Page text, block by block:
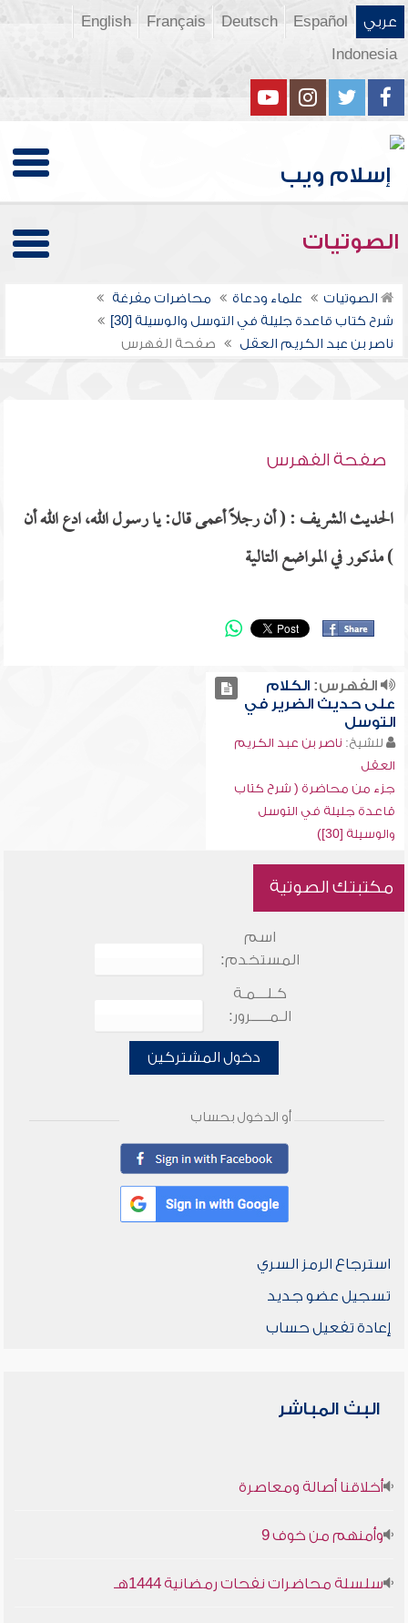
عربي Español
Deutsch
Français
English
Indonesia
الصوتيات
الصوتيات علماء ودعاة
محاضرات مفرغة
شرح كتاب قاعدة جليلة في التوسل والوسيلة [30]
ناصر بن عبد الكريم العقل
صفحة الفهرس
صفحة الفهرس
الحديث الشريف : ( أن رجلاً أعمى قال: يا رسول الله، ادع الله أن
) مذكور في المواضع التالية
الفهرس:الكلام
على حديث الضرير في
التوسل
للشيخ: ناصر بن عبد الكريم
العقل
جزء من محاضرة ( شرح كتاب
قاعدة جليلة في التوسل
والوسيلة [30])
مكتبتك الصوتية
اسم
المستخدم:
كـلـــمـة
الـمـــــرور:
دخول المشتركين
أو الدخول بحساب
استرجاع الرمز السري
تسجيل عضو جديد
إعادة تفعيل حساب
البث المباشر
أخلاقنا أصالة ومعاصرة
وأمنهم من خوف 9
سلسلة محاضرات نفحات رمضانية 1444هـ